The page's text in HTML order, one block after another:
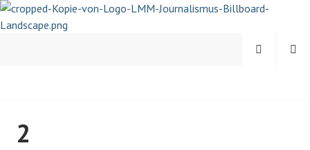
Springe
zum
MENÜ
SUCHEN
2